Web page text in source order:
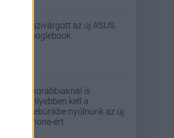
Kiszivárgott az új ASUS
Googlebook
A korábbiaknál is
mélyebben kell a
zsebünkbe nyúlnunk az új
iPhone-ért